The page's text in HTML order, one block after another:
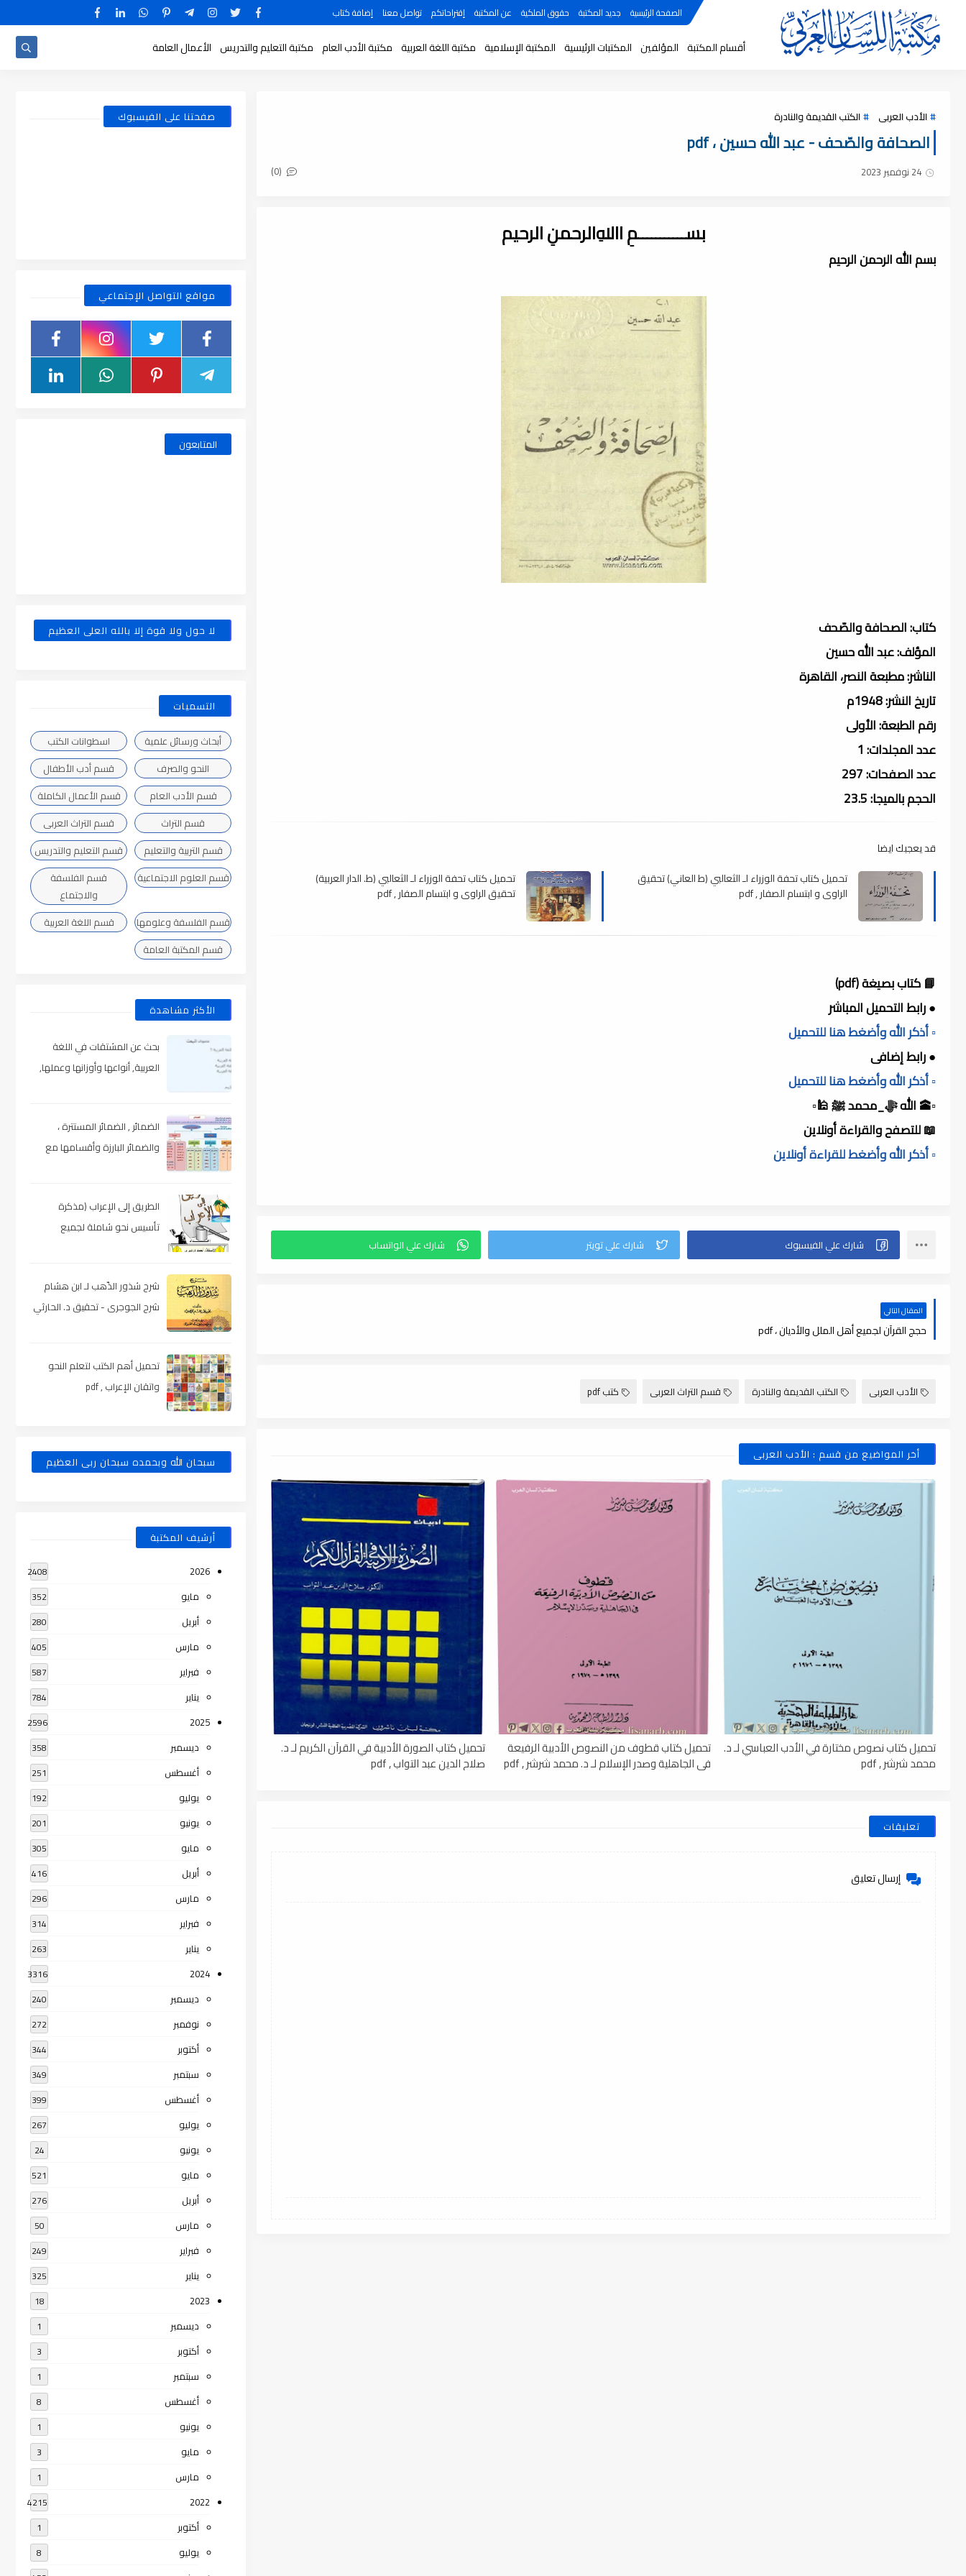
الصفحة الرئيسية جديد المكتبة حقوق الملكية عن المكتبة إقتراحاتكم تواصل معنا إضافة كتاب
أقسام المكتبة المؤلفين المكتبات الرئيسية المكتبة الإسلامية مكتبة اللغة العربية مكتبة الأدب العام مكتبة التعليم والتدريس الأعمال العامة
الأدب العربى الكتب القديمة والنادرة
الصحافة والصّحف - عبد الله حسين ، pdf
24 نوفمبر 2023 (0)
بســـــــــــمِ اﷲِالرحمنِ الرحيم
بسم الله الرحمن الرحيم
كتاب: الصحافة والصّحف
المؤلف: عبد الله حسين
الناشر: مطبعة النصر، القاهرة
تاريخ النشر: 1948م
رقم الطبعة: الأولى
عدد المجلدات: 1
عدد الصفحات: 297
الحجم بالميجا: 23.5
قد يعجبك ايضا
تحميل كتاب تحفة الوزراء لـ الثعالبي (ط العاني) تحقيق
الراوي و ابتسام الصفار , pdf
تحميل كتاب تحفة الوزراء لـ الثعالبي (ط. الدار العربية)
تحقيق الراوي و ابتسام الصفار , pdf
📘 كتاب بصيغة (pdf)
● رابط التحميل المباشر
▫️ أذكر الله وأضغط هنا للتحميل
● رابط إضافى
▫️ أذكر الله وأضغط هنا للتحميل
▫️🕋 الله ﷻ_محمد ﷺ 🕌▫️
📖 للتصفح والقراءة أونلاين
▫️ أذكر الله وأضغط للقراءة أونلاين
المقال التالي
حجج القرآن لجميع أهل الملل والأديان ، pdf
الأدب العربى الكتب القديمة والنادرة قسم التراث العربى كتب pdf
أخر المواضيع من قسم : الأدب العربى
تحميل كتاب نصوص مختارة في الأدب العباسي لـ د.
محمد شرشر , pdf
تحميل كتاب قطوف من النصوص الأدبية الرفيعة
فى الجاهلية وصدر الإسلام لـ د. محمد شرشر , pdf
تحميل كتاب الصورة الأدبية في القرآن الكريم لـ د.
صلاح الدين عبد التواب , pdf
تعليقات
إرسال تعليق
صفحتنا على الفيسبوك
مواقع التواصل الإجتماعي
المتابعون
لا حول ولا قوة إلا بالله العلى العظيم
التسميات
أبحاث ورسائل علمية
اسطوانات الكتب
النحو والصرف
قسم أدب الأطفال
قسم الأدب العام
قسم الأعمال الكاملة
قسم التراث
قسم التراث العربى
قسم التربية والتعليم
قسم التعليم والتدريس
قسم العلوم الاجتماعية
قسم الفلسفة
والاجتماع
قسم الفلسفة وعلومها
قسم اللغة العربية
قسم المكتبة العامة
الأكثر مشاهدة
بحث عن المشتقات في اللغة
العربية, أنواعها وأوزانها وعملها,
الضمائر , الضمائر المستترة ،
والضمائر البارزة وأقسامها مع
الطريق إلى الإعراب (مذكرة
تأسيس نحو شاملة لجميع
شرح شذور الذّهب لـ ابن هشام
شرح الجوجرى - تحقيق د. الحارثي
تحميل أهم الكتب لتعلم النحو
واتقان الإعراب , pdf
سبحان الله وبحمده سبحان ربى العظيم
أرشيف المكتبة
2026
2408
مايو 352
أبريل 280
مارس 405
فبراير 587
يناير 784
2025
2596
ديسمبر 358
أغسطس 251
يوليو 192
يونيو 201
مايو 305
أبريل 416
مارس 296
فبراير 314
يناير 263
2024
3316
ديسمبر 240
نوفمبر 272
أكتوبر 344
سبتمبر 349
أغسطس 399
يوليو 267
يونيو 24
مايو 521
أبريل 276
مارس 50
فبراير 249
يناير 325
2023
18
ديسمبر 1
أكتوبر 3
سبتمبر 1
أغسطس 8
يونيو 1
مايو 3
مارس 1
2022
4215
أكتوبر 1
يوليو 8